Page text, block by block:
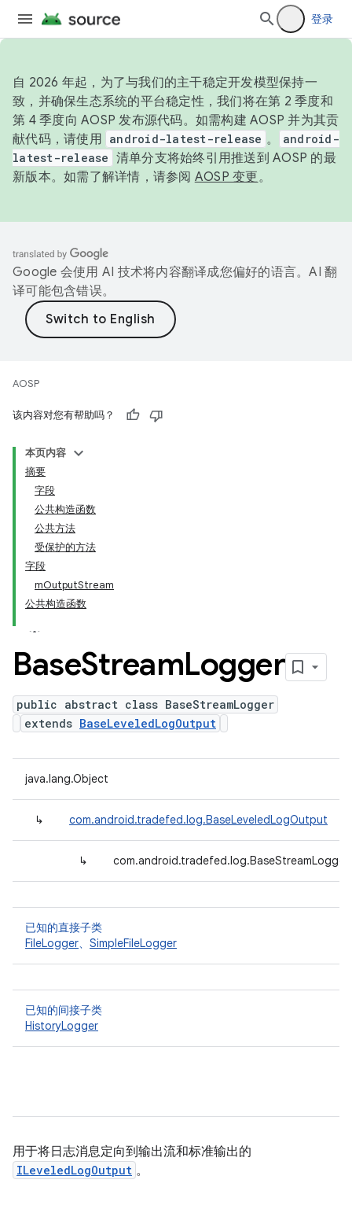
登录
自 2026 年起，为了与我们的主干稳定开发模型保持一
致，并确保生态系统的平台稳定性，我们将在第 2 季度和
第 4 季度向 AOSP 发布源代码。如需构建 AOSP 并为其贡
献代码，请使用 android-latest-release 。
android-
latest-release 清单分支将始终引用推送到 AOSP 的最
新版本。如需了解详情，请参阅 AOSP 变更。
Google 会使用 AI 技术将内容翻译成您偏好的语言。AI 翻
译可能包含错误。
AOSP
该内容对您有帮助吗？
本页内容
摘要
字段
公共构造函数
公共方法
受保护的方法
字段
mOutputStream
公共构造函数
BaseStreamLogger
public abstract class BaseStreamLogger
extends BaseLeveledLogOutput
java.lang.Object
↳ com.android.tradefed.log.BaseLeveledLogOutput
↳
已知的直接子类
FileLogger、 SimpleFileLogger
已知的间接子类
HistoryLogger
用于将日志消息定向到输出流和标准输出的
ILeveledLogOutput 。